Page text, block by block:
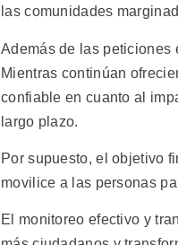
las comunidades
Además de las peticiones
Mientras continúan
confiable en cuanto al
largo plazo.
Por supuesto, el objetivo
movilice a las personas
El monitoreo efectivo y